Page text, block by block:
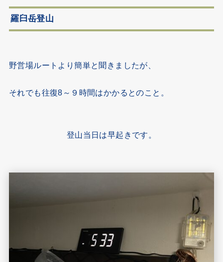
羅臼岳登山
野営場ルートより簡単と聞きましたが、
それでも往復8～９時間はかかるとのこと。
登山当日は早起きです。